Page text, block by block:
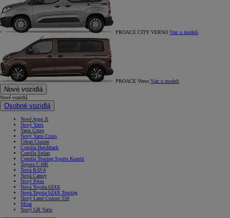
PROACE CITY VERSO Viac o modeli
PROACE Verso Viac o modeli
Nové vozidlá
Nové vozidlá
Osobné vozidlá
Nové Aygo X
Nový Yaris
Yaris Cross
Nový Yaris Cross
Urban Cruiser
Corolla Hatchback
Corolla Sedan
Corolla Touring Sports Kombi
Toyota C-HR
Nová RAV4
Nová Camry
Nový Prius
Nová Toyota bZ4X
Nová Toyota bZ4X Touring
Nový Land Cruiser 250
Mirai
Nový GR Yaris